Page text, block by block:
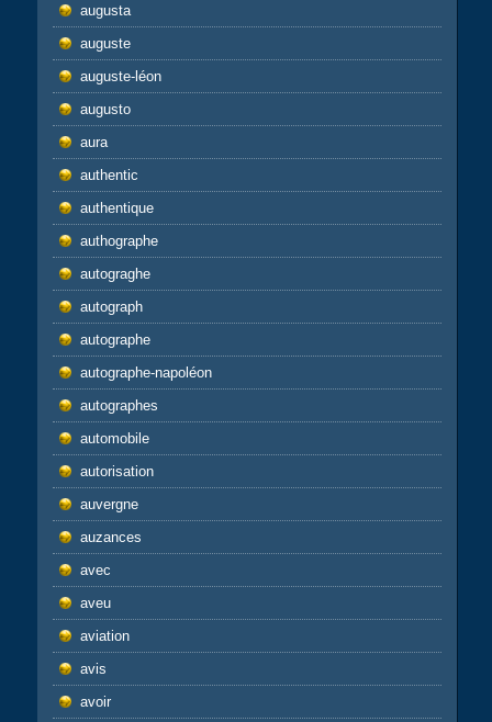
augusta
auguste
auguste-léon
augusto
aura
authentic
authentique
authographe
autograghe
autograph
autographe
autographe-napoléon
autographes
automobile
autorisation
auvergne
auzances
avec
aveu
aviation
avis
avoir